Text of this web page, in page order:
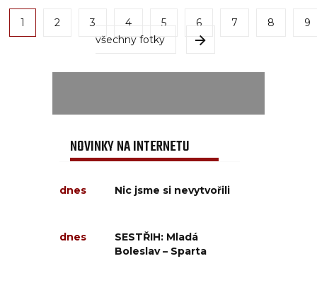
1 2 3 4 5 6 7 8
9
všechny fotky
NOVINKY NA INTERNETU
dnes Nic jsme si nevytvořili
dnes
SESTŘIH: Mladá
Boleslav – Sparta